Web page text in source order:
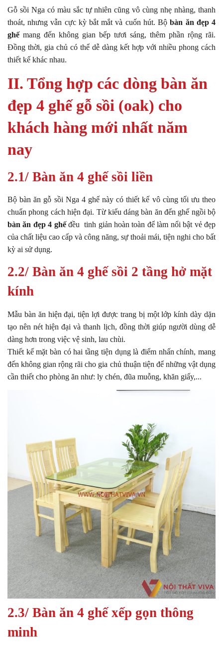
Gỗ sồi Nga có màu sắc tự nhiên cũng vô cùng nhẹ nhàng, thanh
thoát, nhưng vẫn cực kỳ bắt mắt và cuốn hút.Bộbàn ăn đẹp 4
ghếmang đến không gian bếp tươi sáng, thêm phần rộng rãi.
Đồng thời, gia chủ có thể dễ dàng kết hợp với nhiều phong cách
thiết kế khác nhau.
II. Tổng hợp các dòng bàn ăn
đẹp 4 ghế gỗ sồi (oak) cho
khách hàng mới nhất năm
nay
2.1/ Bàn ăn 4 ghế sồi liền
Bộ bàn ăn gỗ sồi Nga 4 ghế này có thiết kế vô cùng tối ưu theo
chuẩn phong cách hiện đại. Từ kiểu dáng bàn ăn đến ghế ngồi bộ
bàn ăn đẹp 4 ghếđều tinh giản hoàn toàn để làm nổi bật vẻ đẹp
của chất liệu cao cấp và công năng, sự thoải mái, tiện nghi cho bất
kỳ ai sử dụng.
2.2/ Bàn ăn 4 ghế sồi 2 tầng hở mặt
kính
Mẫu bàn ăn hiện đại, tiện lợi được trang bị một lớp kính dày dặn
tạo nên nét hiện đại và thanh lịch, đồng thời giúp người dùng dễ
dàng hơn trong việc vệ sinh, lau chùi.
Thiết kế mặt bàn có hai tầng tiện dụng là điểm nhấn chính, mang
đến không gian rộng rãi cho gia chủ thuận tiện để những vật dụng
cần thiết cho phòng ăn như: ly chén, đũa muỗng, khăn giấy,...
2.3/ Bàn ăn 4 ghế xếp gọn thông
minh